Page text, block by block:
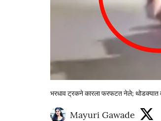
भरधाव ट्रकने कारला फरफटत नेले; थोडक्यात
Mayuri Gawade